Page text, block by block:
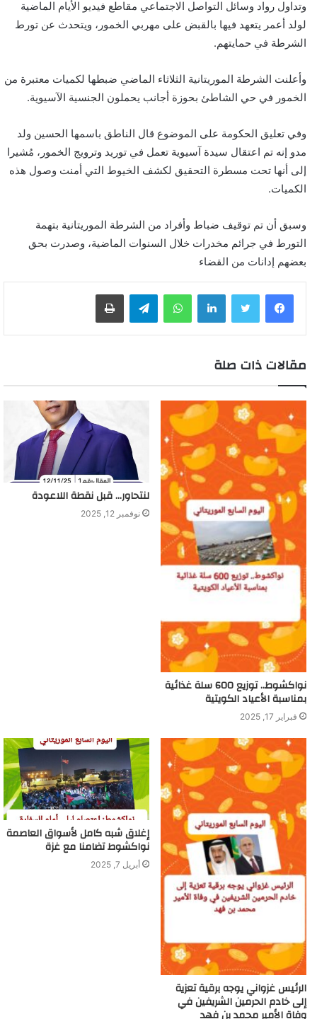
وتداول رواد وسائل التواصل الاجتماعي مقاطع فيديو الأيام الماضية
لولد أعمر يتعهد فيها بالقبض على مهربي الخمور، ويتحدث عن تورط
الشرطة في حمايتهم.
وأعلنت الشرطة الموريتانية الثلاثاء الماضي ضبطها لكميات معتبرة من
الخمور في حي الشاطئ بحوزة أجانب يحملون الجنسية الآسيوية.
وفي تعليق الحكومة على الموضوع قال الناطق باسمها الحسين ولد
مدو إنه تم اعتقال سيدة آسيوية تعمل في توريد وترويج الخمور، مُشيرا
إلى أنها تحت مسطرة التحقيق لكشف الخيوط التي أمنت وصول هذه
الكميات.
وسبق أن تم توقيف ضباط وأفراد من الشرطة الموريتانية بتهمة
التورط في جرائم مخدرات خلال السنوات الماضية، وصدرت بحق
بعضهم إدانات من القضاء
لينكدإن واتساب
مقالات ذات صلة
نواكشوط.. توزيع 600 سلة غذائية
بمناسبة الأعياد الكويتية
فبراير 17, 2025
لنتحاور… قبل نقطة اللاعودة
نوفمبر 12, 2025
الرئيس غزواني يوجه برقية تعزية
إلى خادم الحرمين الشريفين في
إغلاق شبه كامل لأسواق العاصمة
نواكشوط تضامنا مع غزة
أبريل 7, 2025